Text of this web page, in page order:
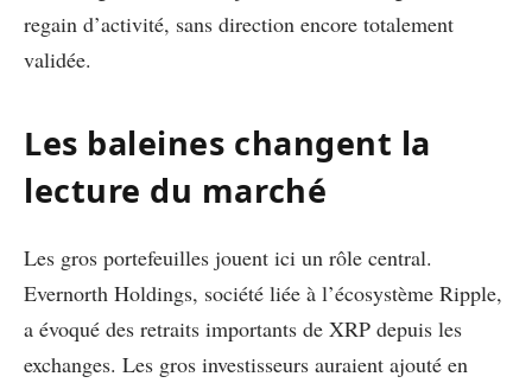
regain d’activité, sans direction encore totalement
validée.
Les baleines changent la
lecture du marché
Les gros portefeuilles jouent ici un rôle central.
Evernorth Holdings, société liée à l’écosystème Ripple,
a évoqué des retraits importants de XRP depuis les
exchanges. Les gros investisseurs auraient ajouté en